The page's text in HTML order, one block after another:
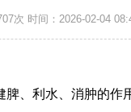
次 时间：2026-02-04
脾、利水、消肿的作